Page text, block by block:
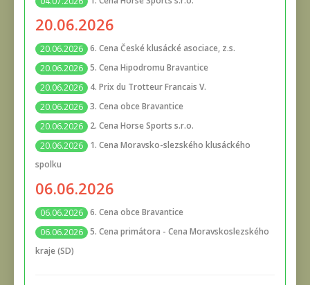
20.06.2026
20.06.2026 6. Cena České klusácké asociace, z.s.
20.06.2026 5. Cena Hipodromu Bravantice
20.06.2026
4. Prix du Trotteur Francais V.
20.06.2026 3. Cena obce Bravantice
20.06.2026
2. Cena Horse Sports s.r.o.
20.06.2026
1. Cena Moravsko-slezského klusáckého
spolku
06.06.2026
06.06.2026 6. Cena obce Bravantice
06.06.2026 5. Cena primátora - Cena Moravskoslezského
kraje (SD)